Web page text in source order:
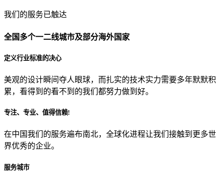
贵公司预算范围是？
贵公司的团队规模是？
目前主要的营销渠道是？
我们的服务已触达
全国多个一二线城市及部分海外国家
定义行业标准的决心
美观的设计瞬间夺人眼球，而扎实的技术实力需要多年默默积
累，看得到的看不到的我们都努力做到好。
专注、专业、值得信赖!
在中国我们的服务遍布南北，全球化进程让我们接触到更多世
界优秀的企业。
服务城市